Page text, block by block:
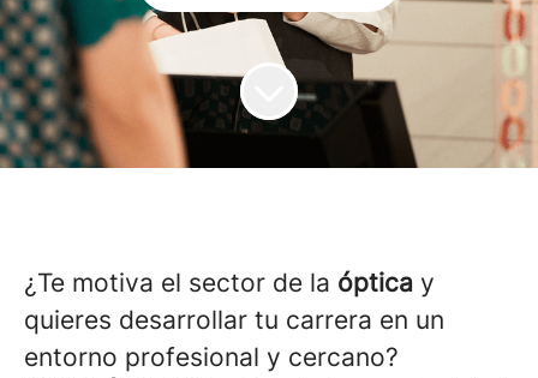
¿Te motiva el sector de la óptica y
quieres desarrollar tu carrera en un
entorno profesional y cercano?